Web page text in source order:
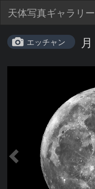
天体写真ギャラリー
エッチャン 月